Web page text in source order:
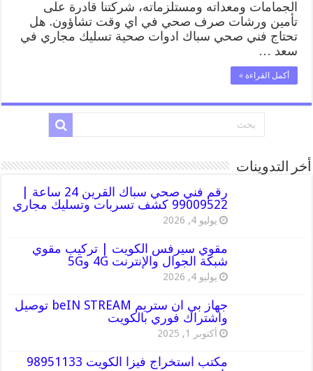
الجمامات ومعداته ومستلزماته، شركتنا قادرة على
تأمين ورشات صرف صحي في اي وقت تشاؤون. هل
تحتاج فني صحي سباك ادوات صحية تسليك مجاري في
سعد …
أكمل القراءة »
أخر التدوينات
رقم فني صحي سباك القرين 24 ساعة |
99009522 كشف تسربات وتسليك مجاري
يوليو 4, 2026
مقوي سيرفس الكويت | تركيب مقوي
شبكة الجوال والإنترنت 4G و5G
يوليو 4, 2026
جهاز بي ان ستريم beIN STREAM توصيل
واشتراك فوري بالكويت
أكتوبر 1, 2025
مكتب استخراج فيزا الكويت 98951133